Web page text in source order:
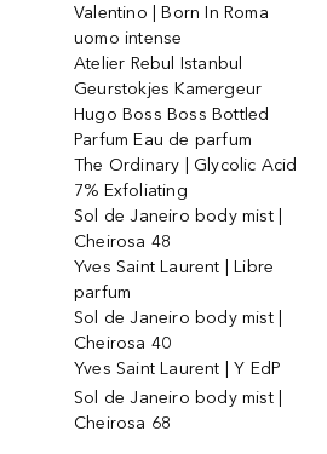
Valentino | Born In Roma
uomo intense
Atelier Rebul Istanbul
Geurstokjes Kamergeur
Hugo Boss Boss Bottled
Parfum Eau de parfum
The Ordinary | Glycolic Acid
7% Exfoliating
Sol de Janeiro body mist |
Cheirosa 48
Yves Saint Laurent | Libre
parfum
Sol de Janeiro body mist |
Cheirosa 40
Yves Saint Laurent | Y EdP
Sol de Janeiro body mist |
Cheirosa 68